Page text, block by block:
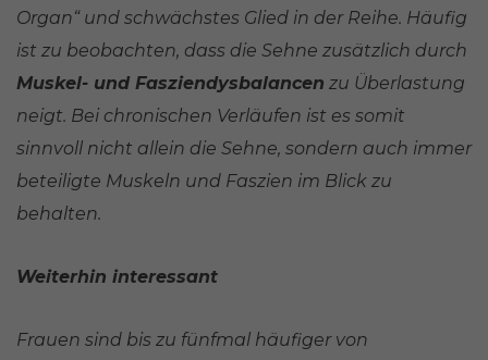
Organ“ und schwächstes Glied in der Reihe. Häufig
ist zu beobachten, dass die Sehne zusätzlich durch
Muskel- und Fasziendysbalancen zu Überlastung
neigt. Bei chronischen Verläufen ist es somit
sinnvoll nicht allein die Sehne, sondern auch immer
beteiligte Muskeln und Faszien im Blick zu
behalten.
Weiterhin interessant
Frauen sind bis zu fünfmal häufiger von